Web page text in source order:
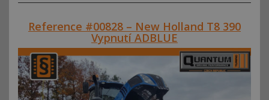
Reference #00828 – New Holland T8 390
Vypnutí ADBLUE